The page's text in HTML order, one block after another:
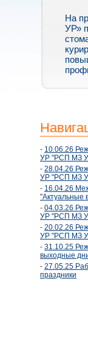
На
УР»
- 10.06.26
УР "РСП МЗ
- 28.04.26
УР "РСП МЗ
- 16.04.26
"Актуальные
- 04.03.26
УР "РСП МЗ
- 20.02.26
УР "РСП МЗ
- 31.10.25
выходные
- 27.05.25
праздники